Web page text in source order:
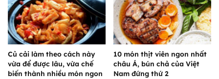
Củ cải làm theo cách này
vừa để được lâu, vừa chế
biến thành nhiều món ngon
10 món thịt viên ngon nhất
châu Á, bún chả của Việt
Nam đứng thứ 2